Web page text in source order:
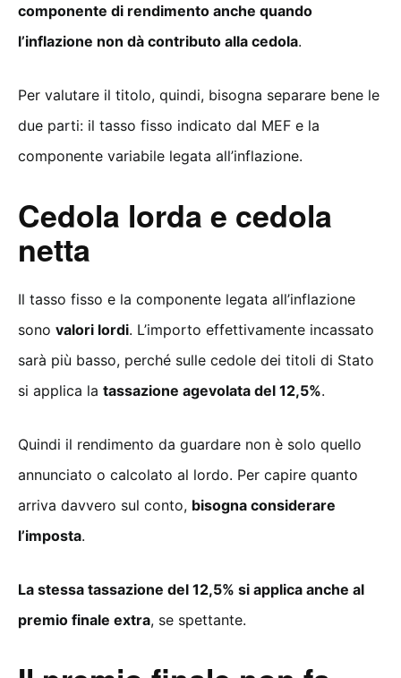
componente di rendimento anche quando
l’inflazione non dà contributo alla cedola.
Per valutare il titolo, quindi, bisogna separare bene le
due parti: il tasso fisso indicato dal MEF e la
componente variabile legata all’inflazione.
Cedola lorda e cedola
netta
Il tasso fisso e la componente legata all’inflazione
sono valori lordi. L’importo effettivamente incassato
sarà più basso, perché sulle cedole dei titoli di Stato
si applica la tassazione agevolata del 12,5%.
Quindi il rendimento da guardare non è solo quello
annunciato o calcolato al lordo. Per capire quanto
arriva davvero sul conto, bisogna considerare
l’imposta.
La stessa tassazione del 12,5% si applica anche al
premio finale extra, se spettante.